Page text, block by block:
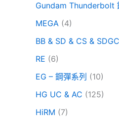
Gundam Thunderbolt
MEGA (4)
BB & SD & CS &
RE (6)
EG – 鋼彈系列 (10)
HG UC & AC (125)
HiRM (7)